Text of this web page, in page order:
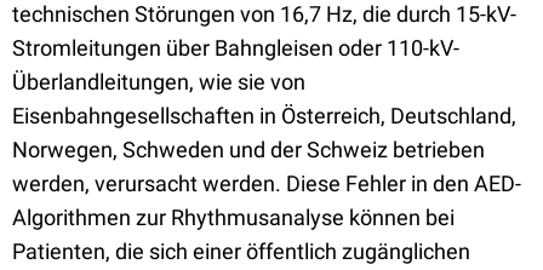
technischen Störungen von 16,7 Hz, die durch 15-kV-
Stromleitungen über Bahngleisen oder 110-kV-
Überlandleitungen, wie sie von
Eisenbahngesellschaften in Österreich, Deutschland,
Norwegen, Schweden und der Schweiz betrieben
werden, verursacht werden. Diese Fehler in den AED-
Algorithmen zur Rhythmusanalyse können bei
Patienten, die sich einer öffentlich zugänglichen